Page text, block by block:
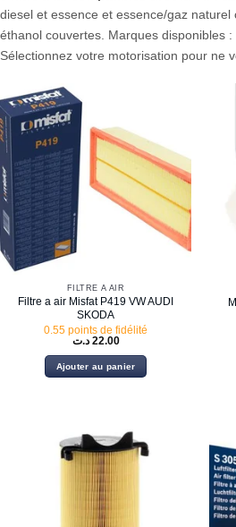
diesel et essence et essence/gaz
éthanol couvertes. Marques disponibles :
Sélectionnez votre motorisation pour ne
FILTRE À AIR
Filtre a air Misfat P419 VW AUDI
SKODA
0.55 points de fidélité
22.00 د.ت
Ajouter au panier